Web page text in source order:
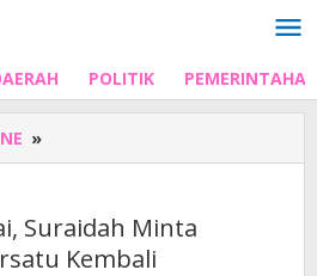
POLITIK
»
2024
Minta
Semua
Suraidah Minta
Kembali